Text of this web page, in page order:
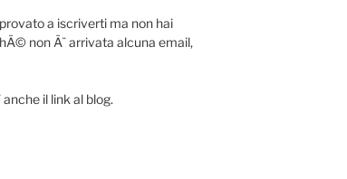
a iscriverti ma non hai
non Ã¨ arrivata alcuna email,
anche il link al blog.